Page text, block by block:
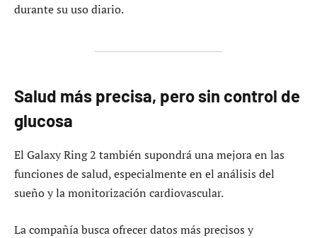
durante su uso diario.
Salud más precisa, pero sin control de
glucosa
El Galaxy Ring 2 también supondrá una mejora en las
funciones de salud, especialmente en el análisis del
sueño y la monitorización cardiovascular.
La compañía busca ofrecer datos más precisos y